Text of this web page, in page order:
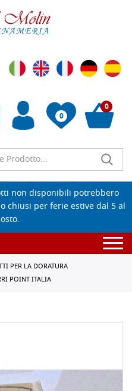
0
vuota
0
non disponibili potrebbero
chiusi per ferie estive dal 5 al
PER LA DORATURA
POINT ITALIA